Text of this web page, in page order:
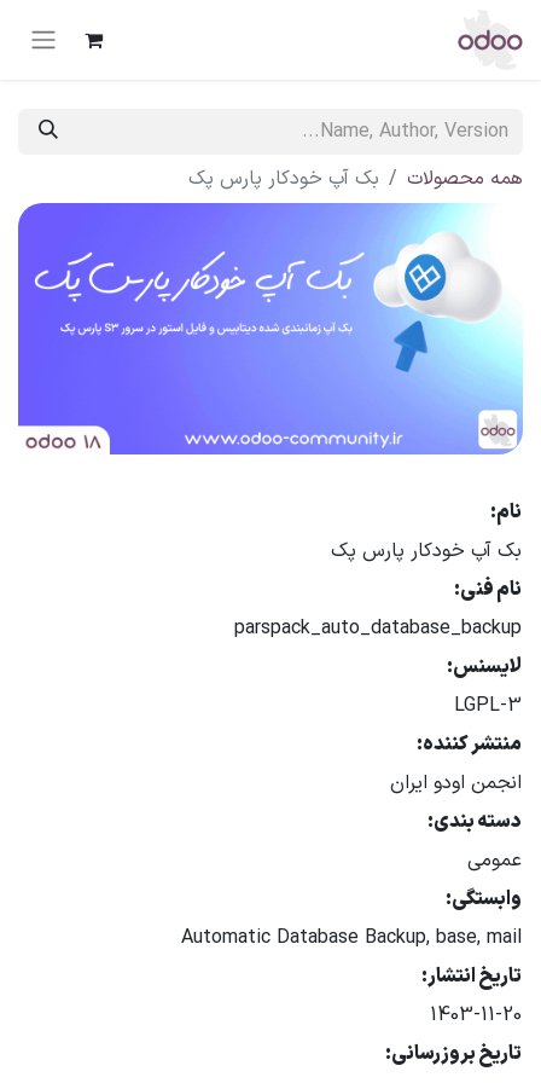
همه محصولات بک آپ خودکار پارس پک
نام:
بک آپ خودکار پارس پک
نام فنی:
parspack_auto_database_backup
لایسنس:
LGPL-3
منتشر کننده:
انجمن اودو ایران
دسته بندی:
عمومی
وابستگی:
Automatic Database Backup, base, mail
تاریخ انتشار:
1403-11-20
تاریخ بروزرسانی: